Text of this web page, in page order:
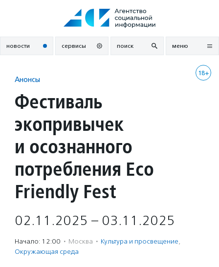
новости сервисы поиск меню
18+
Анонсы
Фестиваль
экопривычек
и осознанного
потребления Eco
Friendly Fest
02.11.2025 – 03.11.2025
Начало: 12:00 · Москва · Культура и просвещение,
Окружающая среда